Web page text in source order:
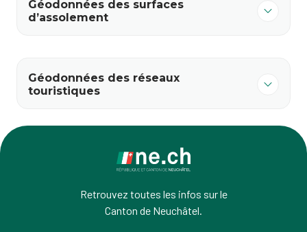
Géodonnées des surfaces
d’assolement
Géodonnées des réseaux
touristiques
Retrouvez toutes les infos sur le
Canton de Neuchâtel.